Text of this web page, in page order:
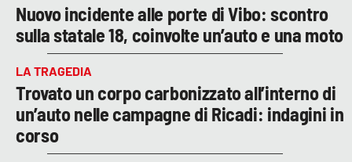
Nuovo incidente alle porte di Vibo: scontro
sulla statale 18, coinvolte un’auto e una moto
LA TRAGEDIA
Trovato un corpo carbonizzato all’interno di
un’auto nelle campagne di Ricadi: indagini in
corso